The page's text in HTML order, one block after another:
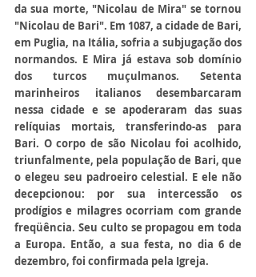
da sua morte, "Nicolau de Mira" se tornou
"Nicolau de Bari". Em 1087, a cidade de Bari,
em Puglia, na Itália, sofria a subjugação dos
normandos. E Mira já estava sob domínio
dos turcos muçulmanos. Setenta
marinheiros italianos desembarcaram
nessa cidade e se apoderaram das suas
relíquias mortais, transferindo-as para
Bari. O corpo de são Nicolau foi acolhido,
triunfalmente, pela população de Bari, que
o elegeu seu padroeiro celestial. E ele não
decepcionou: por sua intercessão os
prodígios e milagres ocorriam com grande
freqüência. Seu culto se propagou em toda
a Europa. Então, a sua festa, no dia 6 de
dezembro, foi confirmada pela Igreja.